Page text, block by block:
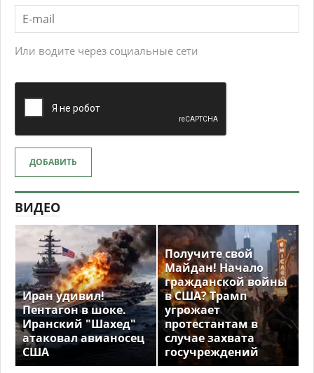
Или водите через социальные сети
ДОБАВИТЬ
ВИДЕО
Иран удивил!
Пентагон в шоке.
Иранский "Шахед"
атаковал авианосец
США
Получите свой
Майдан! Начало
гражданской войны
в США? Трамп
угрожает
протестантам в
случае захвата
госучреждений